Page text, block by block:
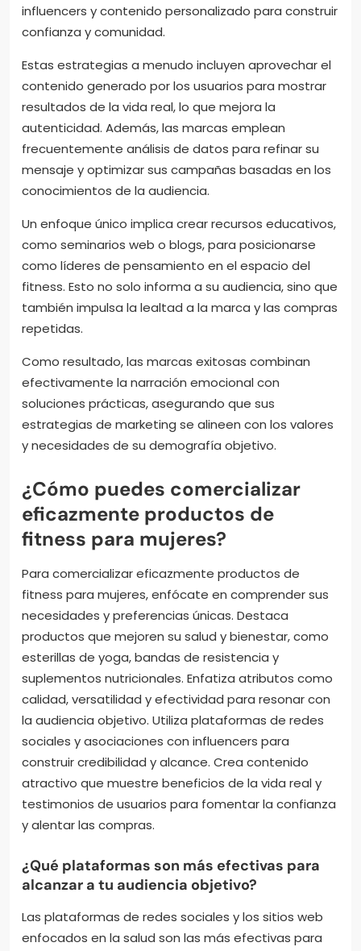
influencers y contenido personalizado para construir
confianza y comunidad.
Estas estrategias a menudo incluyen aprovechar el
contenido generado por los usuarios para mostrar
resultados de la vida real, lo que mejora la
autenticidad. Además, las marcas emplean
frecuentemente análisis de datos para refinar su
mensaje y optimizar sus campañas basadas en los
conocimientos de la audiencia.
Un enfoque único implica crear recursos educativos,
como seminarios web o blogs, para posicionarse
como líderes de pensamiento en el espacio del
fitness. Esto no solo informa a su audiencia, sino que
también impulsa la lealtad a la marca y las compras
repetidas.
Como resultado, las marcas exitosas combinan
efectivamente la narración emocional con
soluciones prácticas, asegurando que sus
estrategias de marketing se alineen con los valores
y necesidades de su demografía objetivo.
¿Cómo puedes comercializar
eficazmente productos de
fitness para mujeres?
Para comercializar eficazmente productos de
fitness para mujeres, enfócate en comprender sus
necesidades y preferencias únicas. Destaca
productos que mejoren su salud y bienestar, como
esterillas de yoga, bandas de resistencia y
suplementos nutricionales. Enfatiza atributos como
calidad, versatilidad y efectividad para resonar con
la audiencia objetivo. Utiliza plataformas de redes
sociales y asociaciones con influencers para
construir credibilidad y alcance. Crea contenido
atractivo que muestre beneficios de la vida real y
testimonios de usuarios para fomentar la confianza
y alentar las compras.
¿Qué plataformas son más efectivas para
alcanzar a tu audiencia objetivo?
Las plataformas de redes sociales y los sitios web
enfocados en la salud son las más efectivas para